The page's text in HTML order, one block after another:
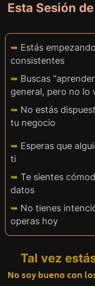
Esta Sesión
➥ Estás
consistentes
➥ Buscas
general, pero no lo
➥ No estás
tu negocio
➥ Esperas que
ti
➥ Te sientes
datos
➥ No tienes
operas hoy
Tal vez
No soy bueno con